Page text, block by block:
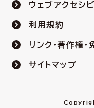
ウェブアクセシ
利用規約
リンク・著作権・
サイトマップ